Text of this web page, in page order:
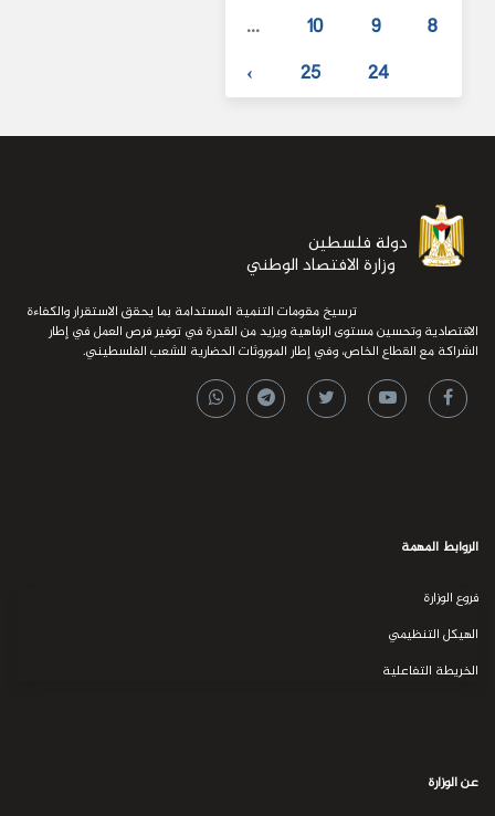
8
9
10
...
24
25
›
دولة فلسطين
وزارة الافتصاد الوطني
ترسيخ مقومات التنمية المستدامة بما يحقق الاستقرار والكفاءة
الاقتصادية وتحسين مستوى الرفاهية ويزيد من القدرة في توفير فرص العمل في إطار
الشراكة مع القطاع الخاص، وفي إطار الموروثات الحضارية للشعب الفلسطيني.
الروابط المهمة
فروع الوزارة
الهيكل التنظيمي
الخريطة التفاعلية
عن الوزارة